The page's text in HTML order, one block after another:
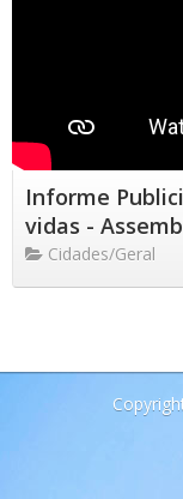
Informe
vidas -
Cidades/Geral